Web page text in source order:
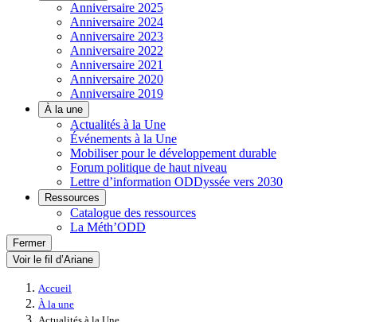
Anniversaire 2025
Anniversaire 2024
Anniversaire 2023
Anniversaire 2022
Anniversaire 2021
Anniversaire 2020
Anniversaire 2019
À la une
Actualités à la Une
Événements à la Une
Mobiliser pour le développement durable
Forum politique de haut niveau
Lettre d’information ODDyssée vers 2030
Ressources
Catalogue des ressources
La Méth’ODD
Fermer
Voir le fil d’Ariane
Accueil
À la une